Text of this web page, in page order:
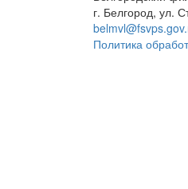
г. Белгород, ул.
Политика